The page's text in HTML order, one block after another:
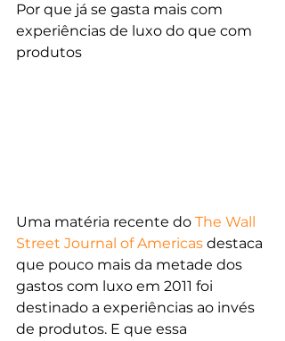
Por que já se gasta mais com
experiências de luxo do que com
produtos
Uma matéria recente do The Wall
Street Journal of Americas destaca
que pouco mais da metade dos
gastos com luxo em 2011 foi
destinado a experiências ao invés
de produtos. E que essa